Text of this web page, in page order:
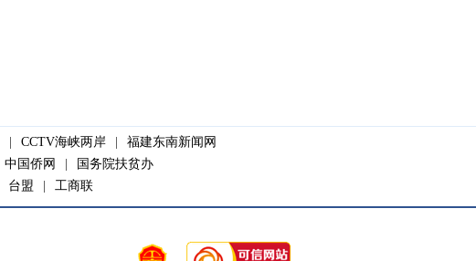
CCTV海峡两岸
福建东南新闻网
中国侨网
国务院扶贫办
台盟 工商联